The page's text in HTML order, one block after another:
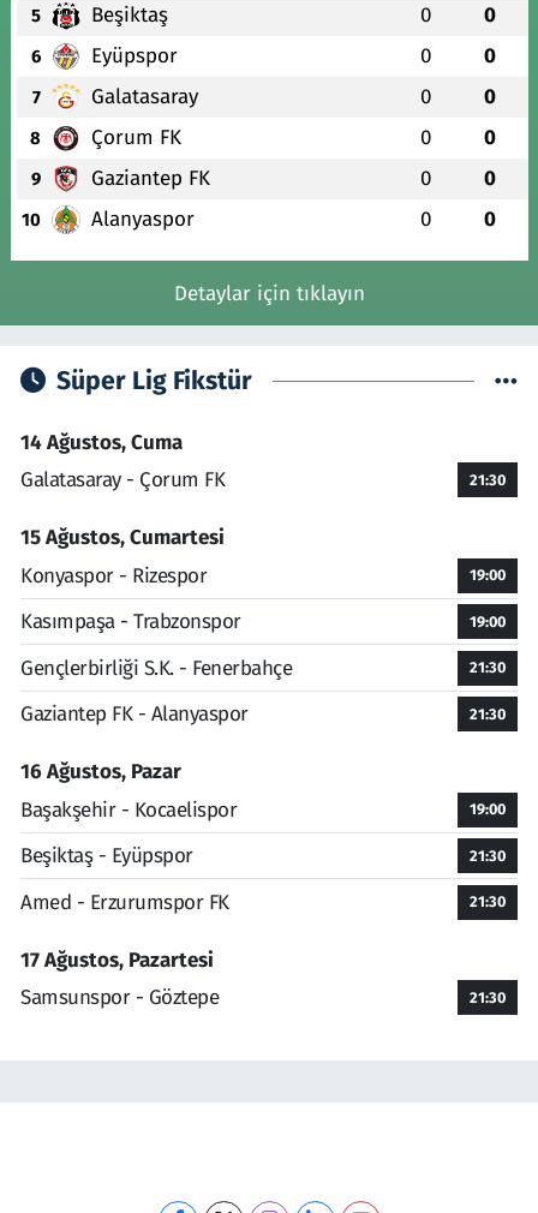
5 Beşiktaş 0 0
6 Eyüpspor 0 0
7 Galatasaray 0 0
8 Çorum FK 0 0
9 Gaziantep FK 0 0
10 Alanyaspor 0 0
Detaylar için tıklayın
Süper Lig Fikstür
14 Ağustos, Cuma
Galatasaray - Çorum FK
21:30
15 Ağustos, Cumartesi
Konyaspor - Rizespor
19:00
Kasımpaşa - Trabzonspor 19:00
Gençlerbirliği S.K. - Fenerbahçe 21:30
Gaziantep FK - Alanyaspor 21:30
16 Ağustos, Pazar
Başakşehir - Kocaelispor
19:00
Beşiktaş - Eyüpspor 21:30
Amed - Erzurumspor FK 21:30
17 Ağustos, Pazartesi
Samsunspor - Göztepe
21:30